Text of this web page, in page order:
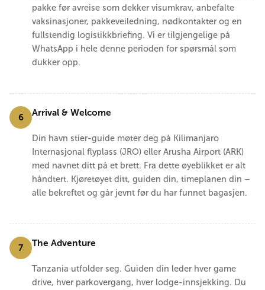
pakke før avreise som dekker visumkrav, anbefalte
vaksinasjoner, pakkeveiledning, nødkontakter og en
fullstendig logistikkbriefing. Vi er tilgjengelige på
WhatsApp i hele denne perioden for spørsmål som
dukker opp.
6 Arrival & Welcome
Din havn stier-guide møter deg på Kilimanjaro
Internasjonal flyplass (JRO) eller Arusha Airport (ARK)
med navnet ditt på et brett. Fra dette øyeblikket er alt
håndtert. Kjøretøyet ditt, guiden din, timeplanen din –
alle bekreftet og går jevnt før du har funnet bagasjen.
7 The Adventure
Tanzania utfolder seg. Guiden din leder hver game
drive, hver parkovergang, hver lodge-innsjekking. Du